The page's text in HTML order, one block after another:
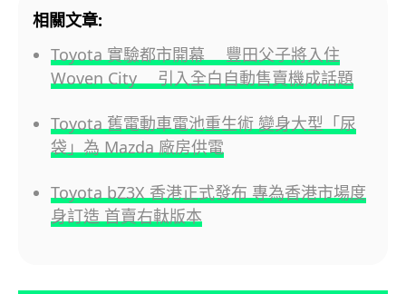
相關文章:
Toyota 實驗都市開幕 豐田父子將入住
Woven City 引入全白自動售賣機成話題
Toyota 舊電動車電池重生術 變身大型「尿
袋」為 Mazda 廠房供電
Toyota bZ3X 香港正式發布 專為香港市場度
身訂造 首賣右軚版本